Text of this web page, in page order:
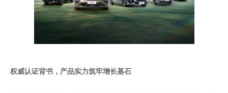
权威认证背书，产品实力筑牢增长基石